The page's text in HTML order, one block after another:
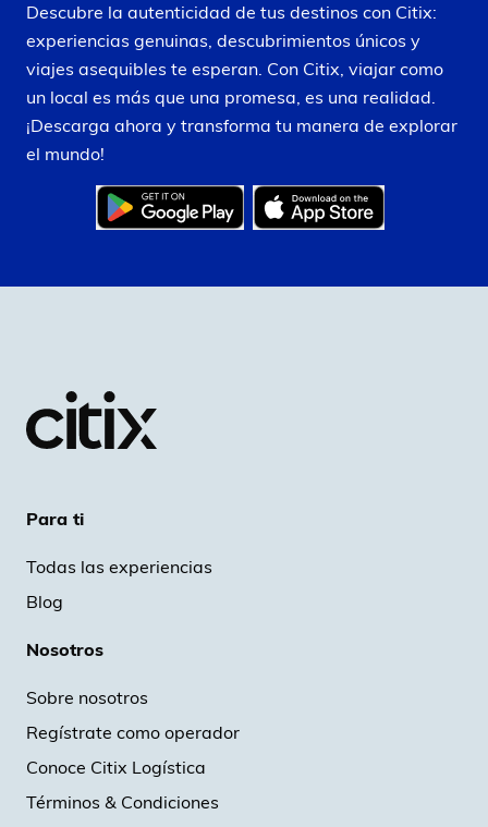
Descubre la autenticidad de tus destinos con Citix:
experiencias genuinas, descubrimientos únicos y
viajes asequibles te esperan. Con Citix, viajar como
un local es más que una promesa, es una realidad.
¡Descarga ahora y transforma tu manera de explorar
el mundo!
Para ti
Todas las experiencias
Blog
Nosotros
Sobre nosotros
Regístrate como operador
Conoce Citix Logística
Términos & Condiciones